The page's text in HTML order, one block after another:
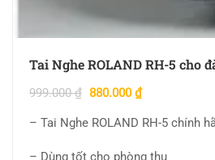
Tai Nghe ROLAND RH-5 cho
999.000₫ 880.000₫
– Tai Nghe ROLAND RH-5 chính
– Dùng tốt cho phòng thu